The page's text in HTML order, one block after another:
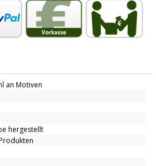
an Motiven
hergestellt